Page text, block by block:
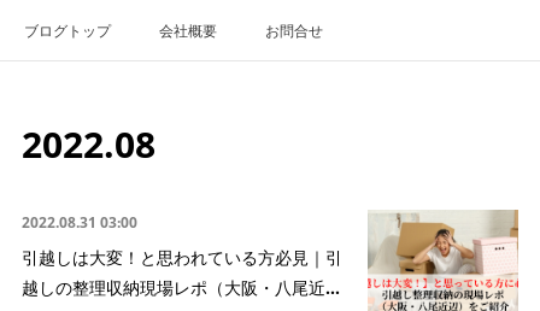
ブログトップ 会社概要 お問合せ
2022.08
2022.08.31 03:00
引越しは大変！と思われている方必見｜引
越しの整理収納現場レポ（大阪・八尾近…